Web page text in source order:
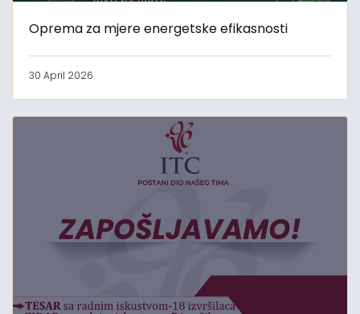
Oprema za mjere energetske efikasnosti
30 April 2026